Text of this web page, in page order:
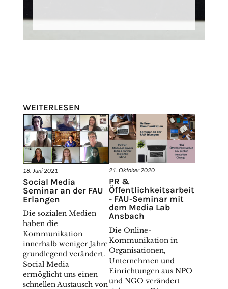
WEITERLESEN
18. Juni 2021
Social Media
Seminar an der FAU
Erlangen
Die sozialen Medien
haben die
Kommunikation
innerhalb weniger Jahre
grundlegend verändert.
Social Media
ermöglicht uns einen
schnellen Austausch von
21. Oktober 2020
PR &
Öffentlichkeitsarbeit
- FAU-Seminar mit
dem Media Lab
Ansbach
Die Online-
Kommunikation in
Organisationen,
Unternehmen und
Einrichtungen aus NPO
und NGO verändert